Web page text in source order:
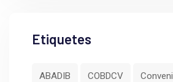
Etiquetes
ABADIB COBDCV Conveni